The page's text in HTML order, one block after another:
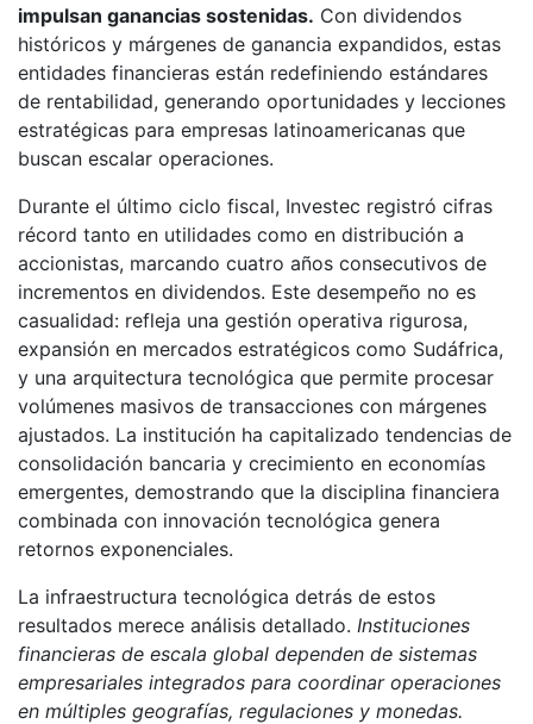
impulsan ganancias sostenidas. Con dividendos
históricos y márgenes de ganancia expandidos, estas
entidades financieras están redefiniendo estándares
de rentabilidad, generando oportunidades y lecciones
estratégicas para empresas latinoamericanas que
buscan escalar operaciones.
Durante el último ciclo fiscal, Investec registró cifras
récord tanto en utilidades como en distribución a
accionistas, marcando cuatro años consecutivos de
incrementos en dividendos. Este desempeño no es
casualidad: refleja una gestión operativa rigurosa,
expansión en mercados estratégicos como Sudáfrica,
y una arquitectura tecnológica que permite procesar
volúmenes masivos de transacciones con márgenes
ajustados. La institución ha capitalizado tendencias de
consolidación bancaria y crecimiento en economías
emergentes, demostrando que la disciplina financiera
combinada con innovación tecnológica genera
retornos exponenciales.
La infraestructura tecnológica detrás de estos
resultados merece análisis detallado. Instituciones
financieras de escala global dependen de sistemas
empresariales integrados para coordinar operaciones
en múltiples geografías, regulaciones y monedas.